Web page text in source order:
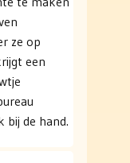
ze op
een
bij de hand.